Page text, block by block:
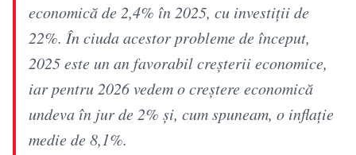
economică de 2,4% în 2025, cu investiţii de
22%. În ciuda acestor probleme de început,
2025 este un an favorabil creşterii economice,
iar pentru 2026 vedem o creştere economică
undeva în jur de 2% şi, cum spuneam, o inflaţie
medie de 8,1%.